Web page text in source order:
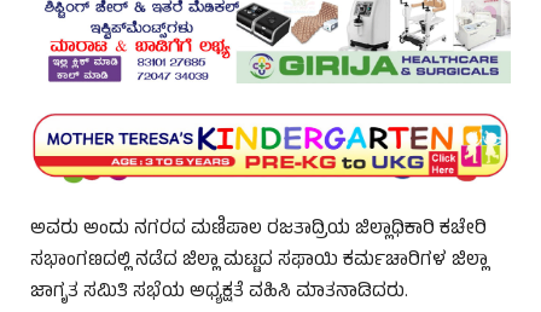
ಅವರು ಅಂದು ನಗರದ ಮಣಿಪಾಲ ರಜತಾದ್ರಿಯ ಜಿಲ್ಲಾಧಿಕಾರಿ ಕಚೇರಿ
ಸಭಾಂಗಣದಲ್ಲಿ ನಡೆದ ಜಿಲ್ಲಾ ಮಟ್ಟದ ಸಫಾಯಿ ಕರ್ಮಚಾರಿಗಳ ಜಿಲ್ಲಾ
ಜಾಗೃತ ಸಮಿತಿ ಸಭೆಯ ಅಧ್ಯಕ್ಷತೆ ವಹಿಸಿ ಮಾತನಾಡಿದರು.